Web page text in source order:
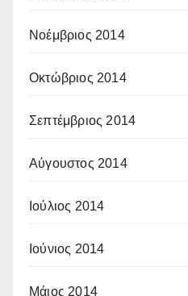
Νοέμβριος 2014
Οκτώβριος 2014
Σεπτέμβριος 2014
Αύγουστος 2014
Ιούλιος 2014
Ιούνιος 2014
Μάιος 2014